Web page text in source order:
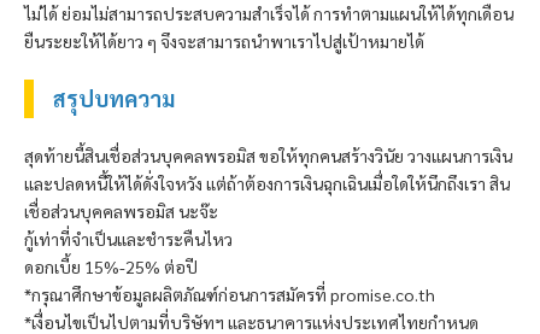
ไม่ได้ ย่อมไม่สามารถประสบความสำเร็จได้ การทำตามแผนให้ได้ทุกเดือน
ยืนระยะให้ได้ยาว ๆ จึงจะสามารถนำพาเราไปสู่เป้าหมายได้
สรุปบทความ
สุดท้ายนี้สินเชื่อส่วนบุคคลพรอมิสขอให้ทุกคนสร้างวินัย วางแผนการเงิน
และปลดหนี้ให้ได้ดั่งใจหวัง แต่ถ้าต้องการเงินฉุกเฉินเมื่อใดให้นึกถึงเรา สิน
เชื่อส่วนบุคคลพรอมิสนะจ๊ะ
กู้เท่าที่จำเป็นและชำระคืนไหว
ดอกเบี้ย 15%-25% ต่อปี
*กรุณาศึกษาข้อมูลผลิตภัณฑ์ก่อนการสมัครที่ promise.co.th
*เงื่อนไขเป็นไปตามที่บริษัทฯ และธนาคารแห่งประเทศไทยกำหนด